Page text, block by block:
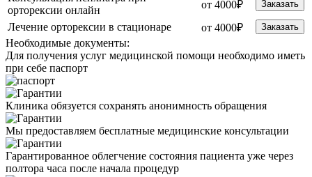
орторексии онлайн
от 4000₽ Заказать
Лечение орторексии в стационаре от 4000₽ Заказать
Необходимые документы:
Для получения услуг медицинской помощи необходимо иметь
при себе паспорт
Клиника обязуется сохранять анонимность обращения
Мы предоставляем бесплатные медицинские консультации
Гарантированное облегчение состояния пациента уже через
полтора часа после начала процедур